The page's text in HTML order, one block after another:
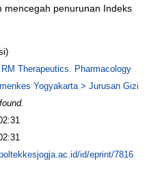
mencegah penurunan Indeks
Therapeutics. Pharmacology
Yogyakarta > Jurusan Gizi
id/eprint/7816